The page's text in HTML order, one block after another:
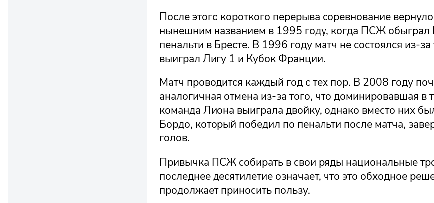
После этого короткого перерыва соревнование
нынешним названием в 1995 году, когда ПСЖ обыграл
пенальти в Бресте. В 1996 году матч не состоялся из-
выиграл Лигу 1 и Кубок Франции.
Матч проводится каждый год с тех пор. В 2008 году
аналогичная отмена из-за того, что доминировавшая в
команда Лиона выиграла двойку, однако вместо них
Бордо, который победил по пенальти после матча,
голов.
Привычка ПСЖ собирать в свои ряды национальные
последнее десятилетие означает, что это обходное
продолжает приносить пользу.